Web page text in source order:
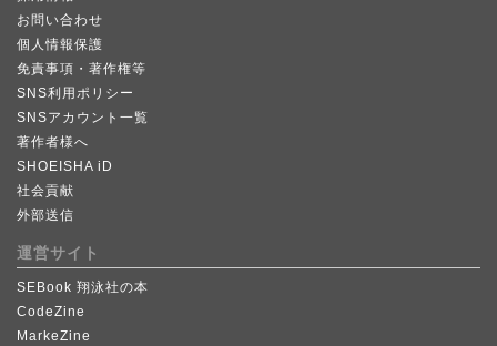
お問い合わせ
個人情報保護
免責事項・著作権等
SNS利用ポリシー
SNSアカウント一覧
著作者様へ
SHOEISHA iD
社会貢献
外部送信
運営サイト
SEBook 翔泳社の本
CodeZine
MarkeZine